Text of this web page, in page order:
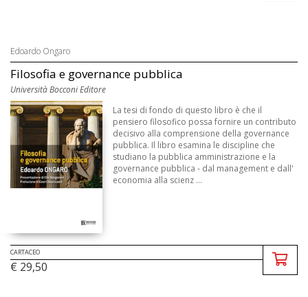
Edoardo Ongaro
Filosofia e governance pubblica
Università Bocconi Editore
La tesi di fondo di questo libro è che il
pensiero filosofico possa fornire un contributo
decisivo alla comprensione della governance
pubblica. Il libro esamina le discipline che
studiano la pubblica amministrazione e la
governance pubblica - dal management e dall'
economia alla scienz ...
CARTACEO
€ 29,50